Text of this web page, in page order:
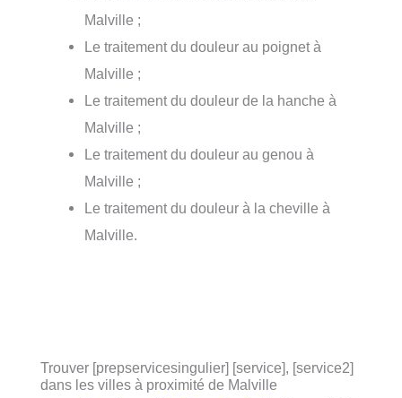
Malville ;
Le traitement du douleur au poignet à
Malville ;
Le traitement du douleur de la hanche à
Malville ;
Le traitement du douleur au genou à
Malville ;
Le traitement du douleur à la cheville à
Malville.
Trouver [prepservicesingulier] [service], [service2]
dans les villes à proximité de Malville